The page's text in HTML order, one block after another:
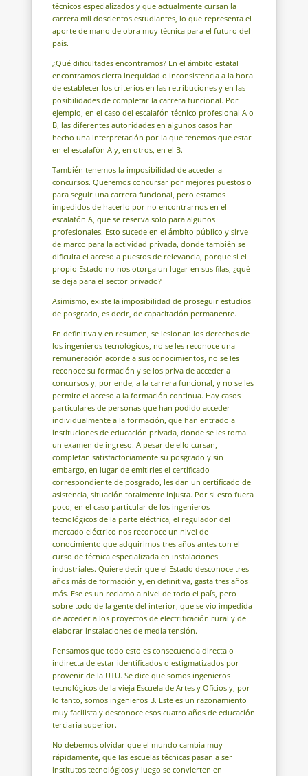
técnicos especializados y que actualmente cursan la
carrera mil doscientos estudiantes, lo que representa el
aporte de mano de obra muy técnica para el futuro del
país.
¿Qué dificultades encontramos? En el ámbito estatal
encontramos cierta inequidad o inconsistencia a la hora
de establecer los criterios en las retribuciones y en las
posibilidades de completar la carrera funcional. Por
ejemplo, en el caso del escalafón técnico profesional A o
B, las diferentes autoridades en algunos casos han
hecho una interpretación por la que tenemos que estar
en el escalafón A y, en otros, en el B.
También tenemos la imposibilidad de acceder a
concursos. Queremos concursar por mejores puestos o
para seguir una carrera funcional, pero estamos
impedidos de hacerlo por no encontrarnos en el
escalafón A, que se reserva solo para algunos
profesionales. Esto sucede en el ámbito público y sirve
de marco para la actividad privada, donde también se
dificulta el acceso a puestos de relevancia, porque si el
propio Estado no nos otorga un lugar en sus filas, ¿qué
se deja para el sector privado?
Asimismo, existe la imposibilidad de proseguir estudios
de posgrado, es decir, de capacitación permanente.
En definitiva y en resumen, se lesionan los derechos de
los ingenieros tecnológicos, no se les reconoce una
remuneración acorde a sus conocimientos, no se les
reconoce su formación y se los priva de acceder a
concursos y, por ende, a la carrera funcional, y no se les
permite el acceso a la formación continua. Hay casos
particulares de personas que han podido acceder
individualmente a la formación, que han entrado a
instituciones de educación privada, donde se les toma
un examen de ingreso. A pesar de ello cursan,
completan satisfactoriamente su posgrado y sin
embargo, en lugar de emitirles el certificado
correspondiente de posgrado, les dan un certificado de
asistencia, situación totalmente injusta. Por si esto fuera
poco, en el caso particular de los ingenieros
tecnológicos de la parte eléctrica, el regulador del
mercado eléctrico nos reconoce un nivel de
conocimiento que adquirimos tres años antes con el
curso de técnica especializada en instalaciones
industriales. Quiere decir que el Estado desconoce tres
años más de formación y, en definitiva, gasta tres años
más. Ese es un reclamo a nivel de todo el país, pero
sobre todo de la gente del interior, que se vio impedida
de acceder a los proyectos de electrificación rural y de
elaborar instalaciones de media tensión.
Pensamos que todo esto es consecuencia directa o
indirecta de estar identificados o estigmatizados por
provenir de la UTU. Se dice que somos ingenieros
tecnológicos de la vieja Escuela de Artes y Oficios y, por
lo tanto, somos ingenieros B. Este es un razonamiento
muy facilista y desconoce esos cuatro años de educación
terciaria superior.
No debemos olvidar que el mundo cambia muy
rápidamente, que las escuelas técnicas pasan a ser
institutos tecnológicos y luego se convierten en